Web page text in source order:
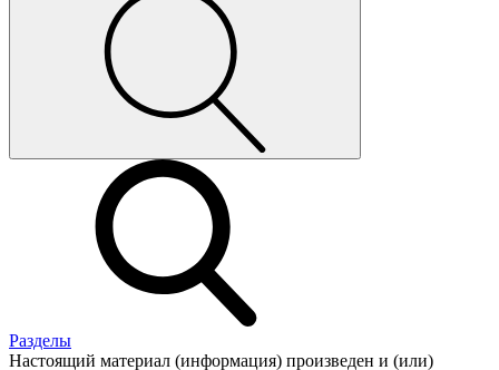
Разделы
Настоящий материал (информация) произведен и (или)